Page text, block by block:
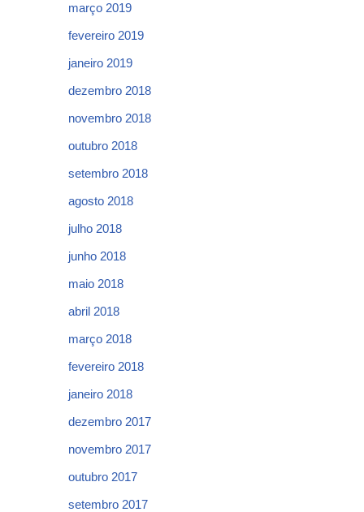
março 2019
fevereiro 2019
janeiro 2019
dezembro 2018
novembro 2018
outubro 2018
setembro 2018
agosto 2018
julho 2018
junho 2018
maio 2018
abril 2018
março 2018
fevereiro 2018
janeiro 2018
dezembro 2017
novembro 2017
outubro 2017
setembro 2017